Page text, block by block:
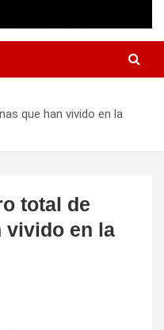
que han vivido en la
total de
vivido en la